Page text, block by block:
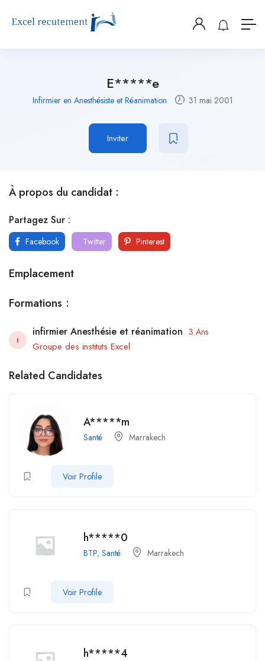
E*****e
Infirmier en Anesthésiste et Réanimation 31 mai 2001
Inviter
À propos du candidat :
Partagez Sur :
Facebook Twitter Pinterest
Emplacement
Formations :
I
infirmier Anesthésie et réanimation 3 Ans
Groupe des instituts Excel
Related Candidates
A*****m
Santé Marrakech
Voir Profile
h*****0
BTP, Santé Marrakech
Voir Profile
h*****4